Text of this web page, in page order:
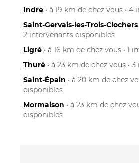
Indre • à 19 km de chez vous •
Saint-Gervais-les-Trois-Clochers
2 intervenants disponibles
Ligré • à 16 km de chez vous • 1
Thuré • à 23 km de chez vous •
Saint-Épain • à 20 km de chez
disponibles
Mormaison • à 23 km de chez
disponibles